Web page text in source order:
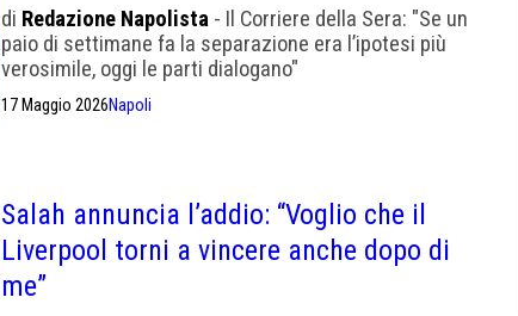
di Redazione Napolista - Il Corriere della Sera: "Se un
paio di settimane fa la separazione era l’ipotesi più
verosimile, oggi le parti dialogano"
17 Maggio 2026Napoli
Salah annuncia l’addio: “Voglio che il
Liverpool torni a vincere anche dopo di
me”